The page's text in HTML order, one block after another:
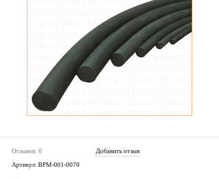
Отзывов: 0
Добавить отзыв
Артикул: ВРМ-001-0070